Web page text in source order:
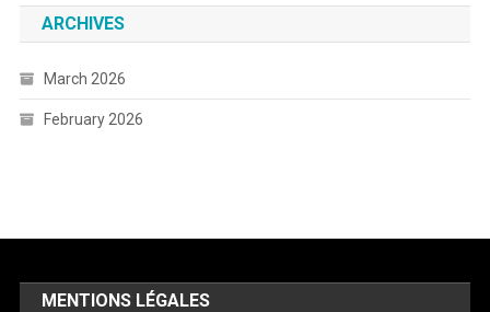
ARCHIVES
March 2026
February 2026
MENTIONS LÉGALES